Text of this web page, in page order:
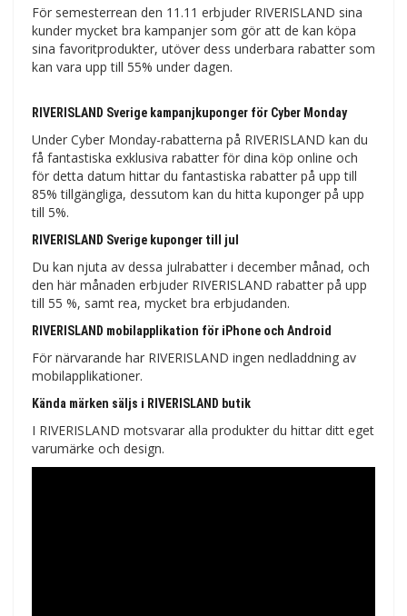
För semesterrean den 11.11 erbjuder RIVERISLAND sina
kunder mycket bra kampanjer som gör att de kan köpa
sina favoritprodukter, utöver dess underbara rabatter som
kan vara upp till 55% under dagen.
RIVERISLAND Sverige kampanjkuponger för Cyber ​​​​Monday
Under Cyber ​​​​Monday-rabatterna på RIVERISLAND kan du
få fantastiska exklusiva rabatter för dina köp online och
för detta datum hittar du fantastiska rabatter på upp till
85% tillgängliga, dessutom kan du hitta kuponger på upp
till 5%.
RIVERISLAND Sverige kuponger till jul
Du kan njuta av dessa julrabatter i december månad, och
den här månaden erbjuder RIVERISLAND rabatter på upp
till 55 %, samt rea, mycket bra erbjudanden.
RIVERISLAND mobilapplikation för iPhone och Android
För närvarande har RIVERISLAND ingen nedladdning av
mobilapplikationer.
Kända märken säljs i RIVERISLAND butik
I RIVERISLAND motsvarar alla produkter du hittar ditt eget
varumärke och design.